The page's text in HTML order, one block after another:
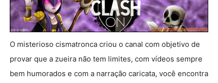
O misterioso cismatronca criou o canal com objetivo de
provar que a zueira não tem limites, com vídeos sempre
bem humorados e com a narração caricata, você encontra